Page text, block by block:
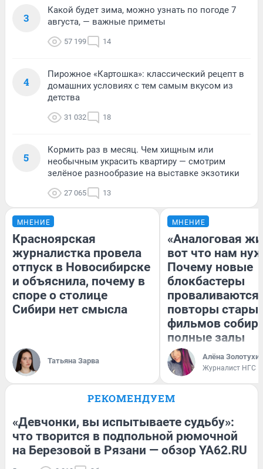
3
Какой будет зима, можно узнать по погоде 7
августа, — важные приметы
57 199 14
4
Пирожное «Картошка»: классический рецепт в
домашних условиях с тем самым вкусом из
детства
31 032 18
5
Кормить раз в месяц. Чем хищным или
необычным украсить квартиру — смотрим
зелёное разнообразие на выставке экзотики
27 065 13
МНЕНИЕ
Красноярская
журналистка провела
отпуск в Новосибирске
и объяснила, почему в
споре о столице
Сибири нет смысла
Татьяна Зарва
МНЕНИЕ
«Аналоговая
вот что нам
Почему новые
блокбастеры
повторы
фильмов
полные залы
Алёна
Журналист НГС
РЕКОМЕНДУЕМ
«Девчонки, вы испытываете судьбу»:
что творится в подпольной рюмочной
на Березовой в Рязани — обзор YA62.RU